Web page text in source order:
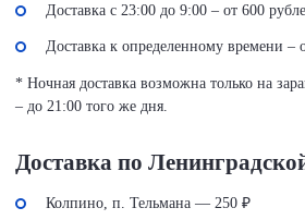
Доставка с 23:00 до 9:00 – от 600
Доставка к определенному времени –
* Ночная доставка возможна только на
– до 21:00 того же дня.
Доставка по
Колпино, п. Тельмана — 250 ₽